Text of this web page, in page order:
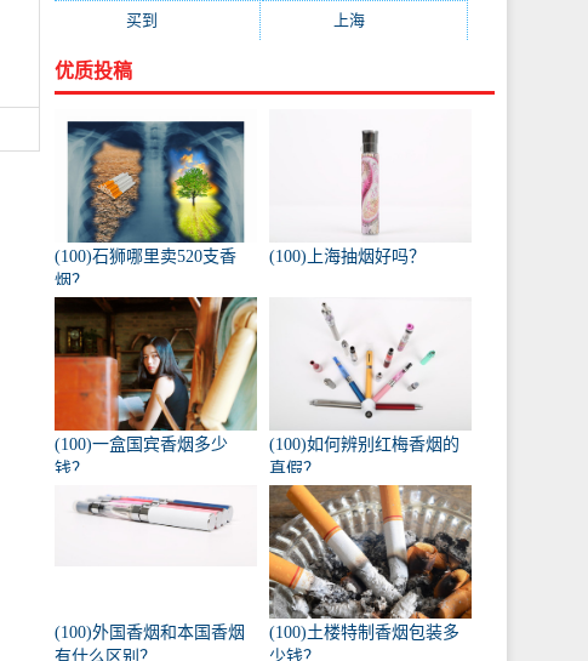
买到 上海(70)
优质投稿
(100)石狮哪里卖520支香
烟？
(100)上海抽烟好吗？
(100)一盒国宾香烟多少
钱？
(100)如何辨别红梅香烟的
真假？
(100)外国香烟和本国香烟
有什么区别？
(100)土楼特制香烟包装多
少钱？